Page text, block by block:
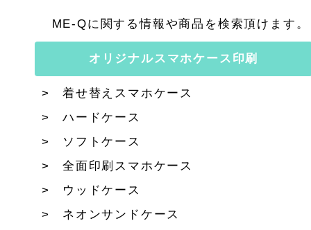
ME-Qに関する情報や商品を検索頂けます。
オリジナルスマホケース印刷
着せ替えスマホケース
ハードケース
ソフトケース
全面印刷スマホケース
ウッドケース
ネオンサンドケース